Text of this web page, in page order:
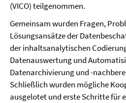
(VICO) teilgenommen.
Gemeinsam wurden Fragen,
Lösungsansätze der
der inhaltsanalytischen
Datenauswertung und
Datenarchivierung und -
Schließlich wurden mögliche
ausgelotet und erste Schritte für